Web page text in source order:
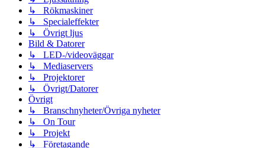
↳ Rökmaskiner
↳ Specialeffekter
↳ Övrigt ljus
Bild & Datorer
↳ LED-/videoväggar
↳ Mediaservers
↳ Projektorer
↳ Övrigt/Datorer
Övrigt
↳ Branschnyheter/Övriga nyheter
↳ On Tour
↳ Projekt
↳ Företagande